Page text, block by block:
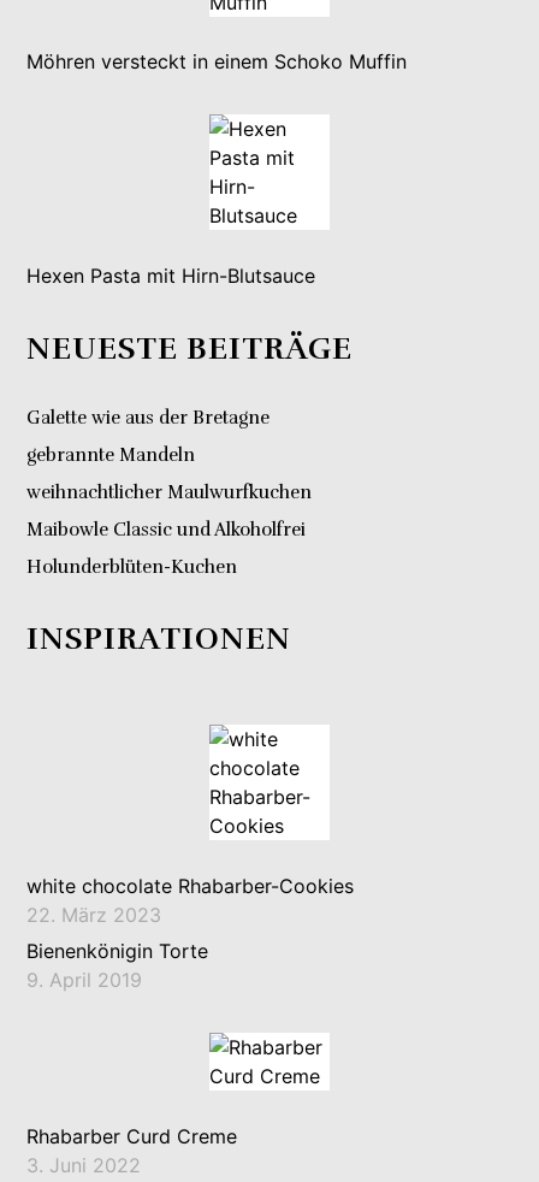
Möhren versteckt in einem Schoko Muffin
Hexen Pasta mit Hirn-Blutsauce
NEUESTE BEITRÄGE
Galette wie aus der Bretagne
gebrannte Mandeln
weihnachtlicher Maulwurfkuchen
Maibowle Classic und Alkoholfrei
Holunderblüten-Kuchen
INSPIRATIONEN
white chocolate Rhabarber-Cookies
22. März 2023
Bienenkönigin Torte
9. April 2019
Rhabarber Curd Creme
3. Juni 2022